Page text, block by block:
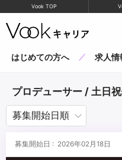
Vook TOP
はじめての方へ 求人情
プロデューサー / 土日
募集開始日 : 2026年02月18日